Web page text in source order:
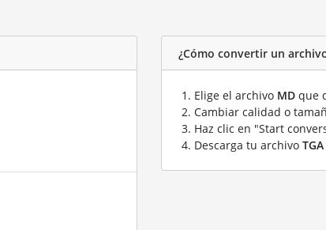
¿Cómo convertir un
Elige el archivo MD que
Cambiar calidad o
Haz clic en "Start
Descarga tu archivo TGA